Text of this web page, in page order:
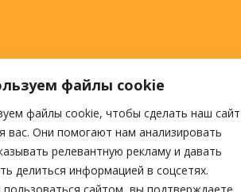
файлы cookie
файлы cookie, чтобы сделать наш сайт
вас. Они помогают нам анализировать
релевантную рекламу и давать
делиться информацией в соцсетях.